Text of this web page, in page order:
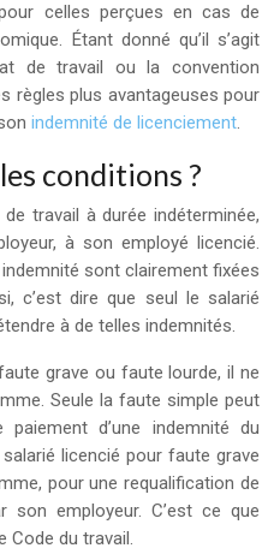
celles perçues en cas de
Étant donné qu’il s’agit
de travail ou la convention
règles plus avantageuses pour
indemnité de licenciement.
conditions ?
travail à durée indéterminée,
à son employé licencié.
sont clairement fixées
c’est dire que seul le salarié
à de telles indemnités.
grave ou faute lourde, il ne
Seule la faute simple peut
paiement d’une indemnité du
licencié pour faute grave
pour une requalification de
employeur. C’est ce que
Code du travail.